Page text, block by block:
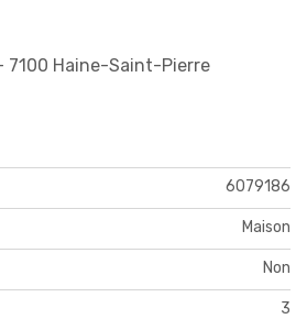
7100 Haine-Saint-Pierre
6079186
Maison
Non
3